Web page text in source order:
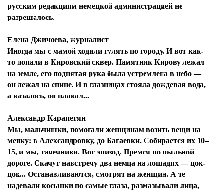
русским редакциям немецкой администрацией не
разрешалось.
Елена Джичоева, журналист
Иногда мы с мамой ходили гулять по городу. И вот как-
то попали в Кировский сквер. Памятник Кирову лежал
на земле, его поднятая рука была устремлена в небо —
он лежал на спине. И в глазницах стояла дождевая вода,
а казалось, он плакал...
Александр Карапетян
Мы, мальчишки, помогали женщинам возить вещи на
менку: в Александровку, до Багаевки. Собирается их 10–
15, и мы, тачечники. Вот эпизод. Премся по пыльной
дороге. Скачут навстречу два немца на лошадях — цок-
цок... Останавливаются, смотрят на женщин. А те
надевали косынки по самые глаза, размазывали лица,